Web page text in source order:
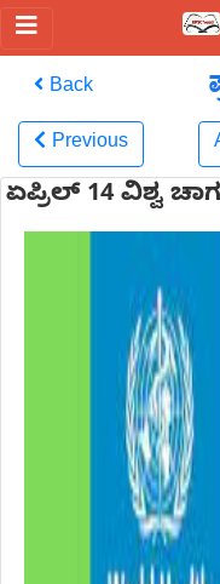
Back
Previous
ಏಪ್ರಿಲ್ 14 ವಿಶ್ವ